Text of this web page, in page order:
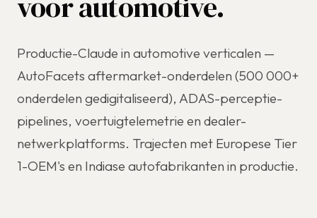
Productie-Claude in automotive verticalen —
AutoFacets aftermarket-onderdelen (500 000+
onderdelen gedigitaliseerd), ADAS-perceptie-
pipelines, voertuigtelemetrie en dealer-
netwerkplatforms. Trajecten met Europese Tier
1-OEM's en Indiase autofabrikanten in productie.